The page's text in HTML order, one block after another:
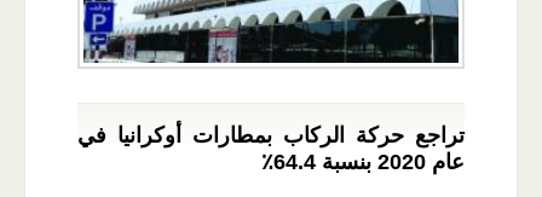
تراجع حركة الركاب بمطارات أوكرانيا في
عام 2020 بنسبة 64.4٪